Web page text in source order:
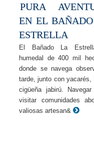
PURA
EN EL
ESTRELLA
El Bañado La
humedal de 400 mil
donde se navega
tarde, junto con
cigüeña jabirú.
visitar comunidades
valiosas artesan&